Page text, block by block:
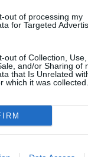
out of processing my
for Targeted
out of Collection, Use,
and/or Sharing of
that Is Unrelated
which it was collected.